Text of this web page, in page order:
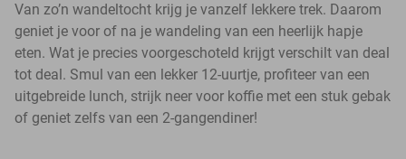
Van zo’n wandeltocht krijg je vanzelf lekkere trek. Daarom
geniet je voor of na je wandeling van een heerlijk hapje
eten. Wat je precies voorgeschoteld krijgt verschilt van deal
tot deal. Smul van een lekker 12-uurtje, profiteer van een
uitgebreide lunch, strijk neer voor koffie met een stuk gebak
of geniet zelfs van een 2-gangendiner!